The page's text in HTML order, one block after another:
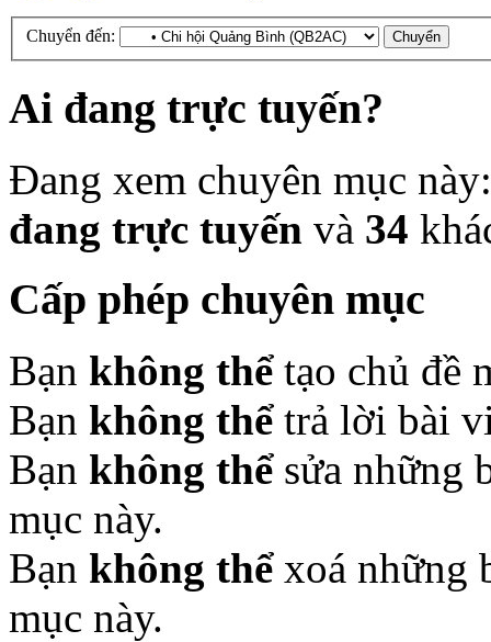
Chuyển đến:
Ai đang trực tuyến?
Đang xem chuyên mục
đang trực tuyến và 34
Cấp phép chuyên mục
Bạn không thểtạo chủ đề
Bạn không thểtrả lời bài
Bạn không thểsửa những
mục này.
Bạn không thểxoá những
mục này.